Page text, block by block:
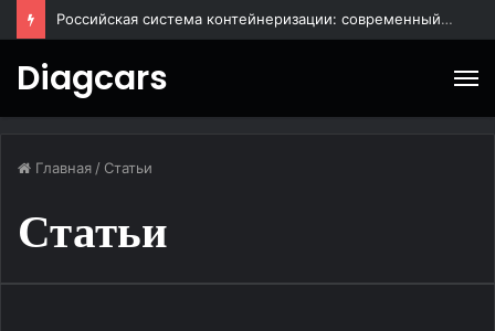
Российская система контейнеризации: современный подход к управлению ИТ-инфраструктурой
Diagcars
Главная / Статьи
Статьи